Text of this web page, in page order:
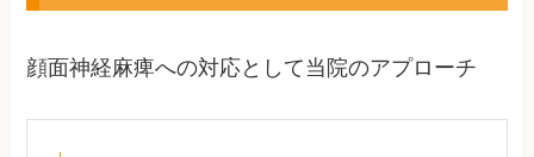
顔面神経麻痺への対応として当院のアプローチ